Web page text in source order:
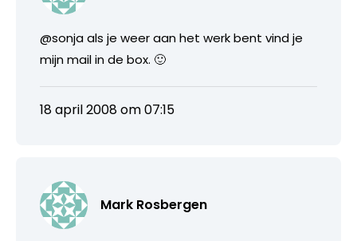
@sonja als je weer aan het werk bent vind je
mijn mail in de box. 🙂
18 april 2008 om 07:15
Mark Rosbergen